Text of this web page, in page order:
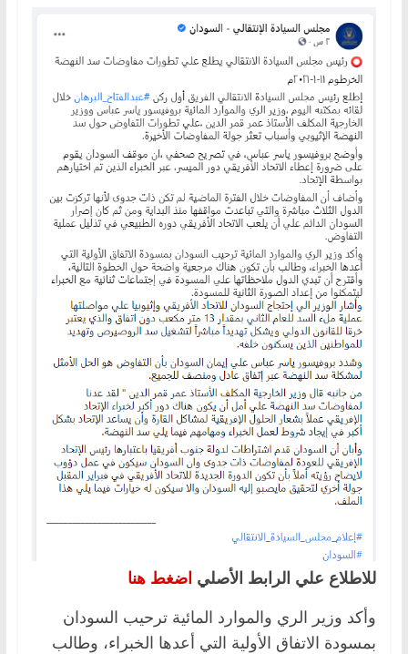
للاطلاع علي الرابط الأصلي اضغط هنا
وأكد وزير الري والموارد المائية ترحيب السودان
بمسودة الاتفاق الأولية التي أعدها الخبراء، وطالب